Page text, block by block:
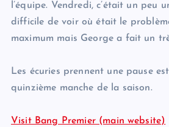
l’équipe. Vendredi, c’était un
difficile de voir où était le
maximum mais George a fait un
Les écuries prennent une pause
quinzième manche de la saison.
Visit Bang Premier (main website)